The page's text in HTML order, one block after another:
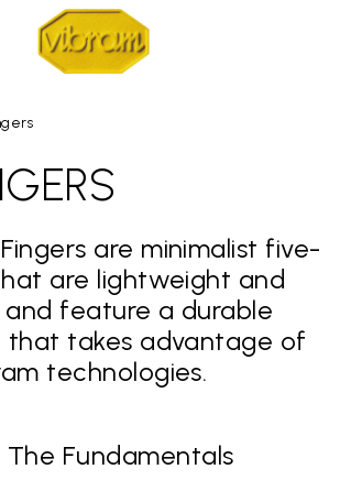
are minimalist five-
are lightweight and
feature a durable
that takes advantage of
technologies.
The Fundamentals